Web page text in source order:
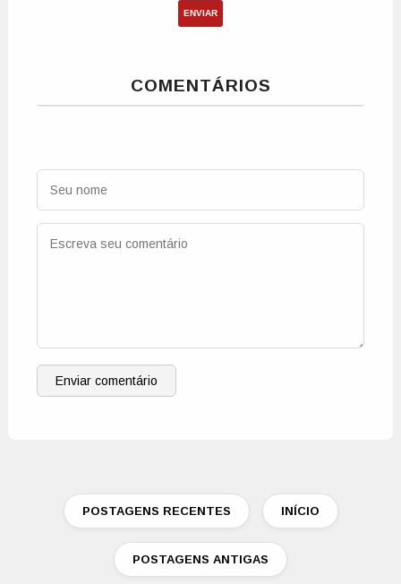
ENVIAR
COMENTÁRIOS
Enviar comentário
POSTAGENS RECENTES INÍCIO
POSTAGENS ANTIGAS